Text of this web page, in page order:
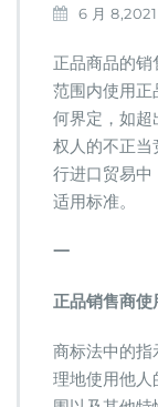
6 月 8,2021
正品商品的
范围内使用正
何界定，如
权人的不正
行进口贸易
适用标准。
一
正品销售商
商标法中的指
理地使用他